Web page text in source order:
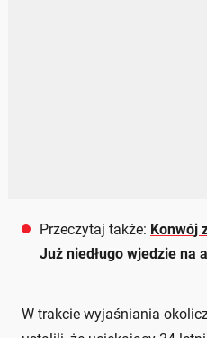
Przeczytaj także: Konwój
Już niedługo wjedzie na
W trakcie wyjaśniania